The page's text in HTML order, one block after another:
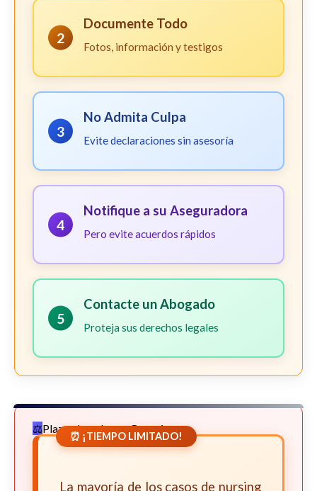
2
Documente Todo
Fotos, información y testigos
3
No Admita Culpa
Evite declaraciones sin asesoría
4
Notifique a su Aseguradora
Pero evite acuerdos rápidos
5
Contacte un Abogado
Proteja sus derechos legales
Plazos Legales en Georgia
⏰ ¡TIEMPO LIMITADO!
La mayoría de los casos de nursing